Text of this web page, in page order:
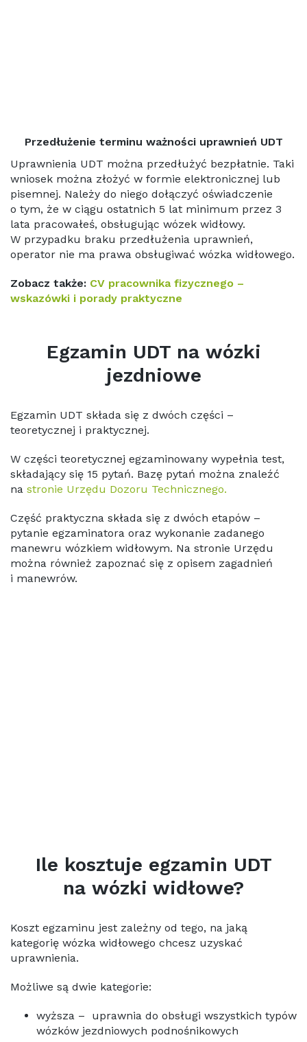
Przedłużenie terminu ważności uprawnień UDT
Uprawnienia UDT można przedłużyć bezpłatnie. Taki
wniosek można złożyć w formie elektronicznej lub
pisemnej. Należy do niego dołączyć oświadczenie
o tym, że w ciągu ostatnich 5 lat minimum przez 3
lata pracowałeś, obsługując wózek widłowy.
W przypadku braku przedłużenia uprawnień,
operator nie ma prawa obsługiwać wózka widłowego.
Zobacz także: CV pracownika fizycznego –
wskazówki i porady praktyczne
Egzamin UDT na wózki
jezdniowe
Egzamin UDT składa się z dwóch części –
teoretycznej i praktycznej.
W części teoretycznej egzaminowany wypełnia test,
składający się 15 pytań. Bazę pytań można znaleźć
na stronie Urzędu Dozoru Technicznego.
Część praktyczna składa się z dwóch etapów –
pytanie egzaminatora oraz wykonanie zadanego
manewru wózkiem widłowym. Na stronie Urzędu
można również zapoznać się z opisem zagadnień
i manewrów.
Ile kosztuje egzamin UDT
na wózki widłowe?
Koszt egzaminu jest zależny od tego, na jaką
kategorię wózka widłowego chcesz uzyskać
uprawnienia.
Możliwe są dwie kategorie:
wyższa – uprawnia do obsługi wszystkich typów
wózków jezdniowych podnośnikowych